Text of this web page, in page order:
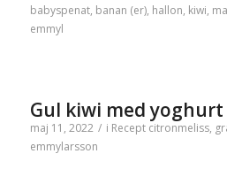
babyspenat, banan (er), hallon, kiwi,
emmyl
Gul kiwi med
maj 11, 2022 / i Recept citronmeliss,
emmylarsson